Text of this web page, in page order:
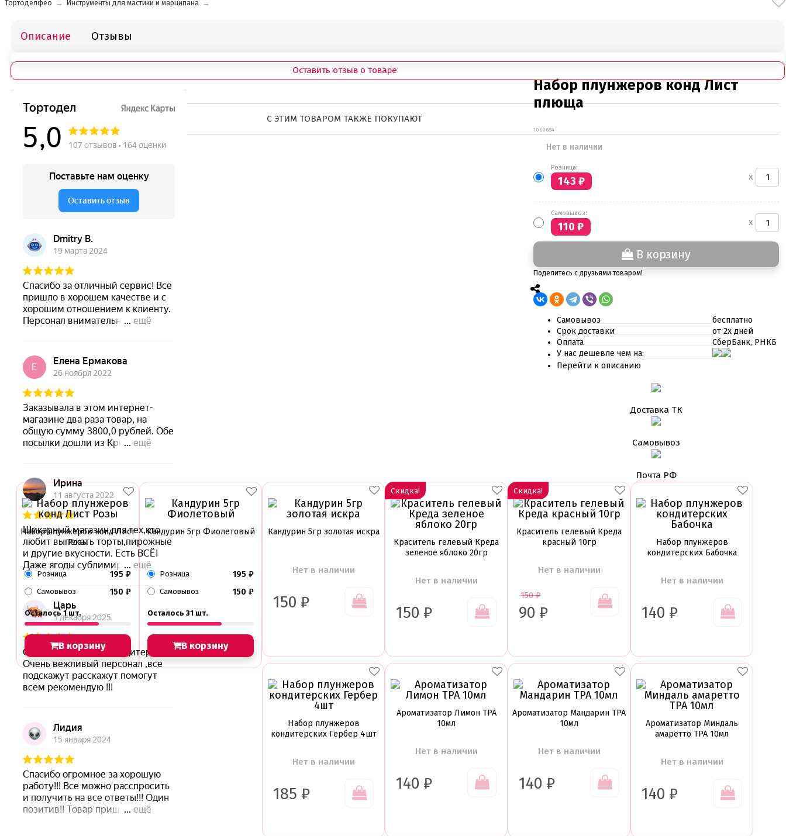
Тортоделфео → Инструменты для мастики и марципана →
Описание Отзывы
Набор плунжеров конд Лист
плюща
1060684
Нет в наличии
Розница:
143 ₽ x
Самовывоз:
110 ₽ x
В корзину
Поделитесь с друзьями товаром!
Самовывоз
бесплатно
Срок доставки
от 2х дней
Оплата
СберБанк, РНКБ
У нас дешевле чем на:
Перейти к описанию
Доставка ТК
Самовывоз
Почта РФ
Оставить отзыв о товаре
С ЭТИМ ТОВАРОМ ТАКЖЕ ПОКУПАЮТ
Набор плунжеров конд Лист
Розы
Розница 195 ₽
Самовывоз 150 ₽
Осталось 1 шт.
В корзину
Кандурин 5гр Фиолетовый
Розница 195 ₽
Самовывоз 150 ₽
Осталось 31 шт.
В корзину
Кандурин 5гр золотая искра
Нет в наличии
150 ₽
Скидка!
Краситель гелевый Креда
зеленое яблоко 20гр
Нет в наличии
150 ₽
Скидка!
Краситель гелевый Креда
красный 10гр
Нет в наличии
150₽
90 ₽
Набор плунжеров
кондитерских Бабочка
Нет в наличии
140 ₽
Набор плунжеров
кондитерских Гербер 4шт
Нет в наличии
185 ₽
Ароматизатор Лимон TPA
10мл
Нет в наличии
140 ₽
Ароматизатор Мандарин TPA
10мл
Нет в наличии
140 ₽
Ароматизатор Миндаль
амаретто TPA 10мл
Нет в наличии
140 ₽